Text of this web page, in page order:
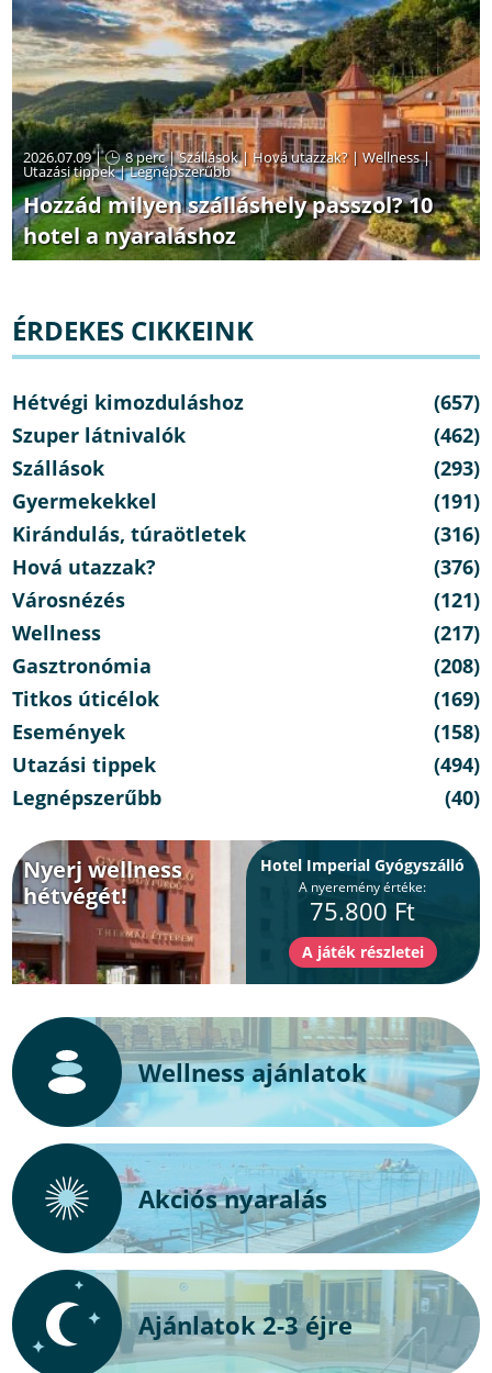
2026.07.09 | 8 perc|Szállások| Hová utazzak? |Wellness|
Utazási tippek|Legnépszerűbb
Hozzád milyen szálláshely passzol? 10
hotel a nyaraláshoz
ÉRDEKES CIKKEINK
Hétvégi kimozduláshoz
(657)
Szuper látnivalók
(462)
Szállások
(293)
Gyermekekkel
(191)
Kirándulás, túraötletek
(316)
Hová utazzak?
(376)
Városnézés
(121)
Wellness
(217)
Gasztronómia
(208)
Titkos úticélok
(169)
Események
(158)
Utazási tippek
(494)
Legnépszerűbb
(40)
Nyerj wellness
hétvégét!
Hotel Imperial Gyógyszálló
A nyeremény értéke:
75.800 Ft
Wellness ajánlatok
Akciós nyaralás
Ajánlatok 2-3 éjre